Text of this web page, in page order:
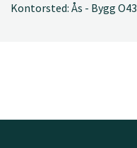
Kontorsted: Ås - Bygg O43